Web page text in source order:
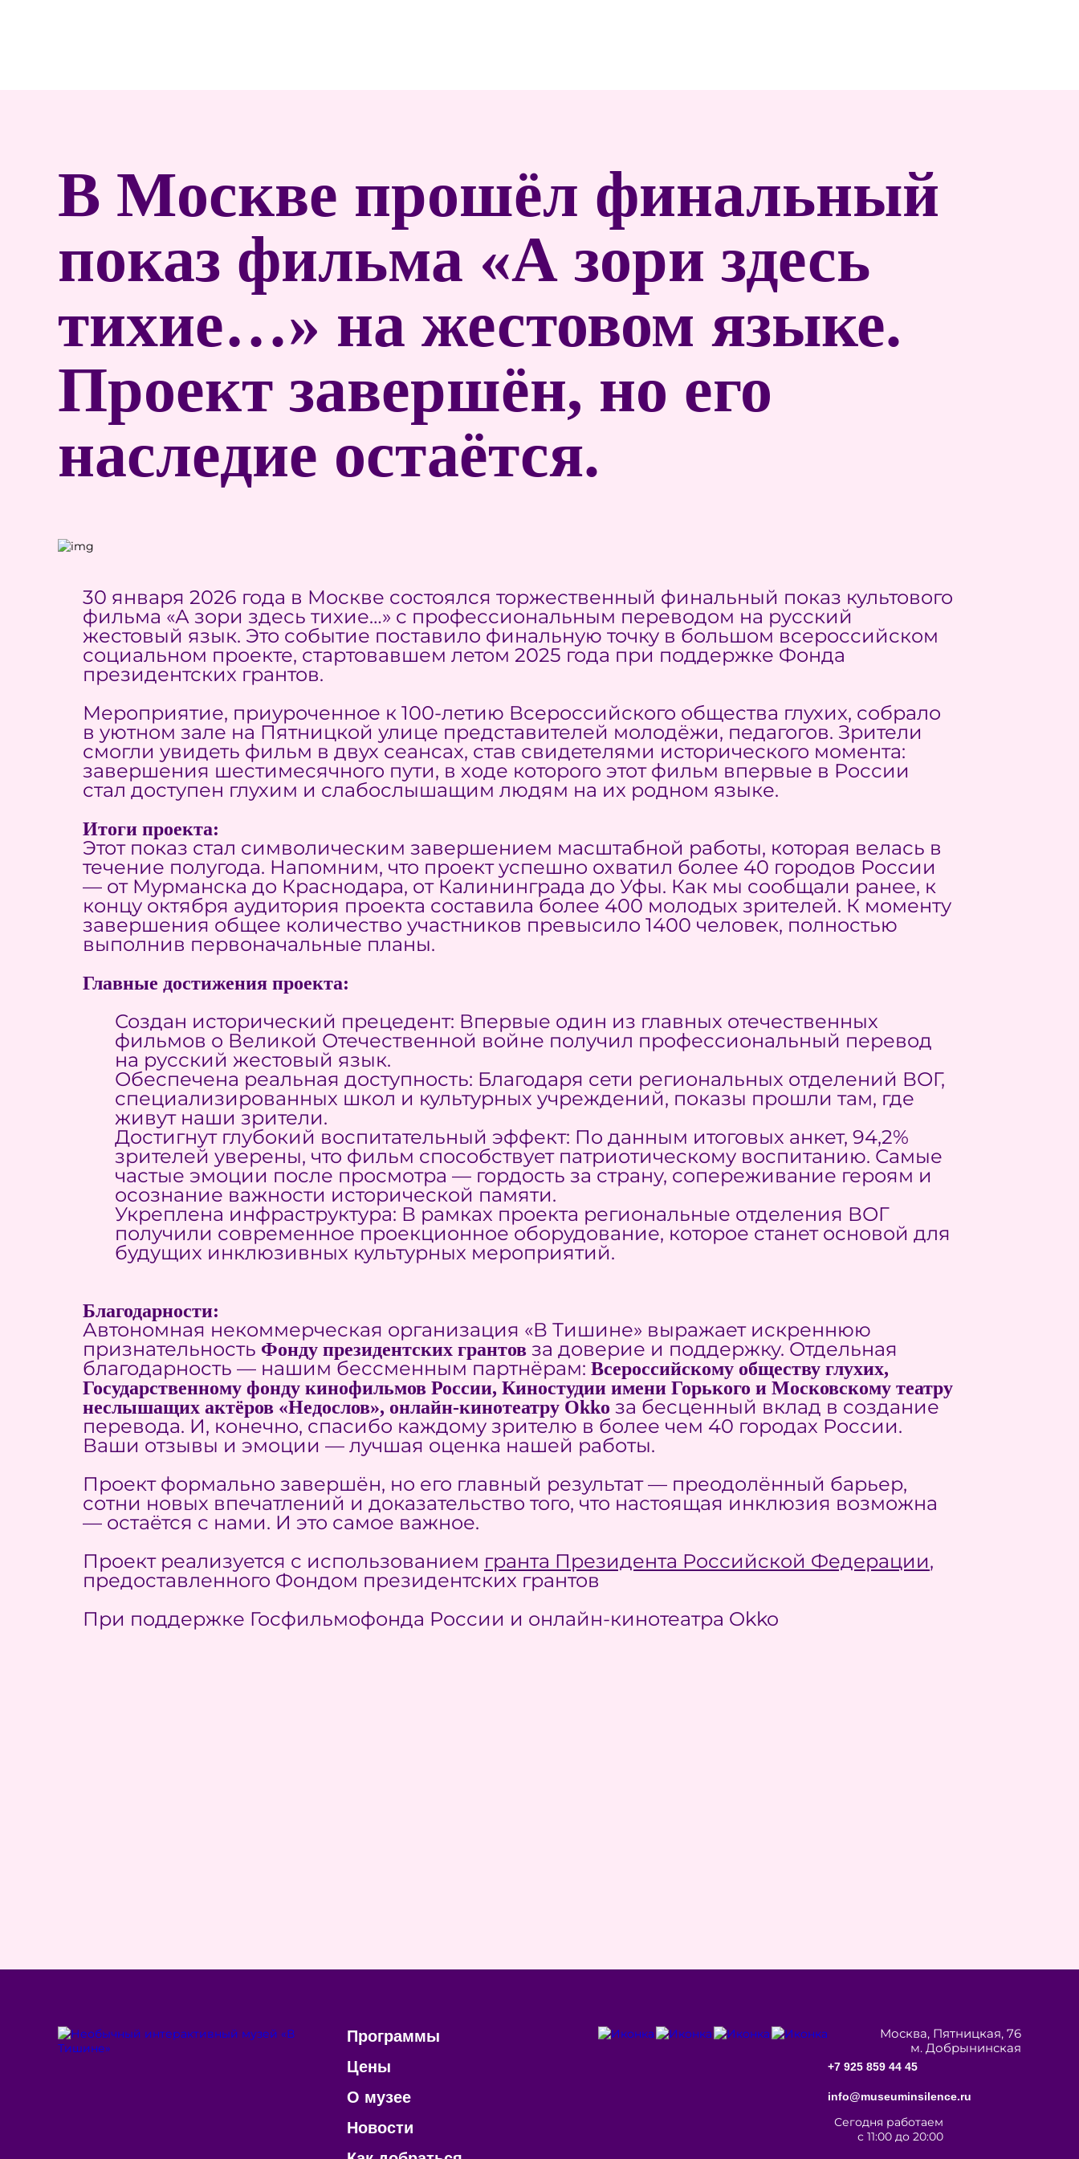
В Москве прошёл финальный
показ фильма «А зори здесь
тихие…» на жестовом языке.
Проект завершён, но его
наследие остаётся.
30 января 2026 года в Москве состоялся торжественный финальный показ культового
фильма «А зори здесь тихие…» с профессиональным переводом на русский
жестовый язык. Это событие поставило финальную точку в большом всероссийском
социальном проекте, стартовавшем летом 2025 года при поддержке Фонда
президентских грантов.
Мероприятие, приуроченное к 100-летию Всероссийского общества глухих, собрало
в уютном зале на Пятницкой улице представителей молодёжи, педагогов. Зрители
смогли увидеть фильм в двух сеансах, став свидетелями исторического момента:
завершения шестимесячного пути, в ходе которого этот фильм впервые в России
стал доступен глухим и слабослышащим людям на их родном языке.
Итоги проекта:
Этот показ стал символическим завершением масштабной работы, которая велась в
течение полугода. Напомним, что проект успешно охватил более 40 городов России
— от Мурманска до Краснодара, от Калининграда до Уфы. Как мы сообщали ранее, к
концу октября аудитория проекта составила более 400 молодых зрителей. К моменту
завершения общее количество участников превысило 1400 человек, полностью
выполнив первоначальные планы.
Главные достижения проекта:
Создан исторический прецедент: Впервые один из главных отечественных
фильмов о Великой Отечественной войне получил профессиональный перевод
на русский жестовый язык.
Обеспечена реальная доступность: Благодаря сети региональных отделений ВОГ,
специализированных школ и культурных учреждений, показы прошли там, где
живут наши зрители.
Достигнут глубокий воспитательный эффект: По данным итоговых анкет, 94,2%
зрителей уверены, что фильм способствует патриотическому воспитанию. Самые
частые эмоции после просмотра — гордость за страну, сопереживание героям и
осознание важности исторической памяти.
Укреплена инфраструктура: В рамках проекта региональные отделения ВОГ
получили современное проекционное оборудование, которое станет основой для
будущих инклюзивных культурных мероприятий.
Благодарности:
Автономная некоммерческая организация «В Тишине» выражает искреннюю
признательность Фонду президентских грантов за доверие и поддержку. Отдельная
благодарность — нашим бессменным партнёрам: Всероссийскому обществу глухих,
Государственному фонду кинофильмов России, Киностудии имени Горького и Московскому театру
неслышащих актёров «Недослов», онлайн-кинотеатру Okko за бесценный вклад в создание
перевода. И, конечно, спасибо каждому зрителю в более чем 40 городах России.
Ваши отзывы и эмоции — лучшая оценка нашей работы.
Проект формально завершён, но его главный результат — преодолённый барьер,
сотни новых впечатлений и доказательство того, что настоящая инклюзия возможна
— остаётся с нами. И это самое важное.
Проект реализуется с использованием гранта Президента Российской Федерации,
предоставленного Фондом президентских грантов
При поддержке Госфильмофонда России и онлайн-кинотеатра Okko
Программы
Цены
О музее
Новости
Москва, Пятницкая, 76
м. Добрынинская
+7 925 859 44 45
info@museuminsilence.ru
Сегодня работаем
с 11:00 до 20:00